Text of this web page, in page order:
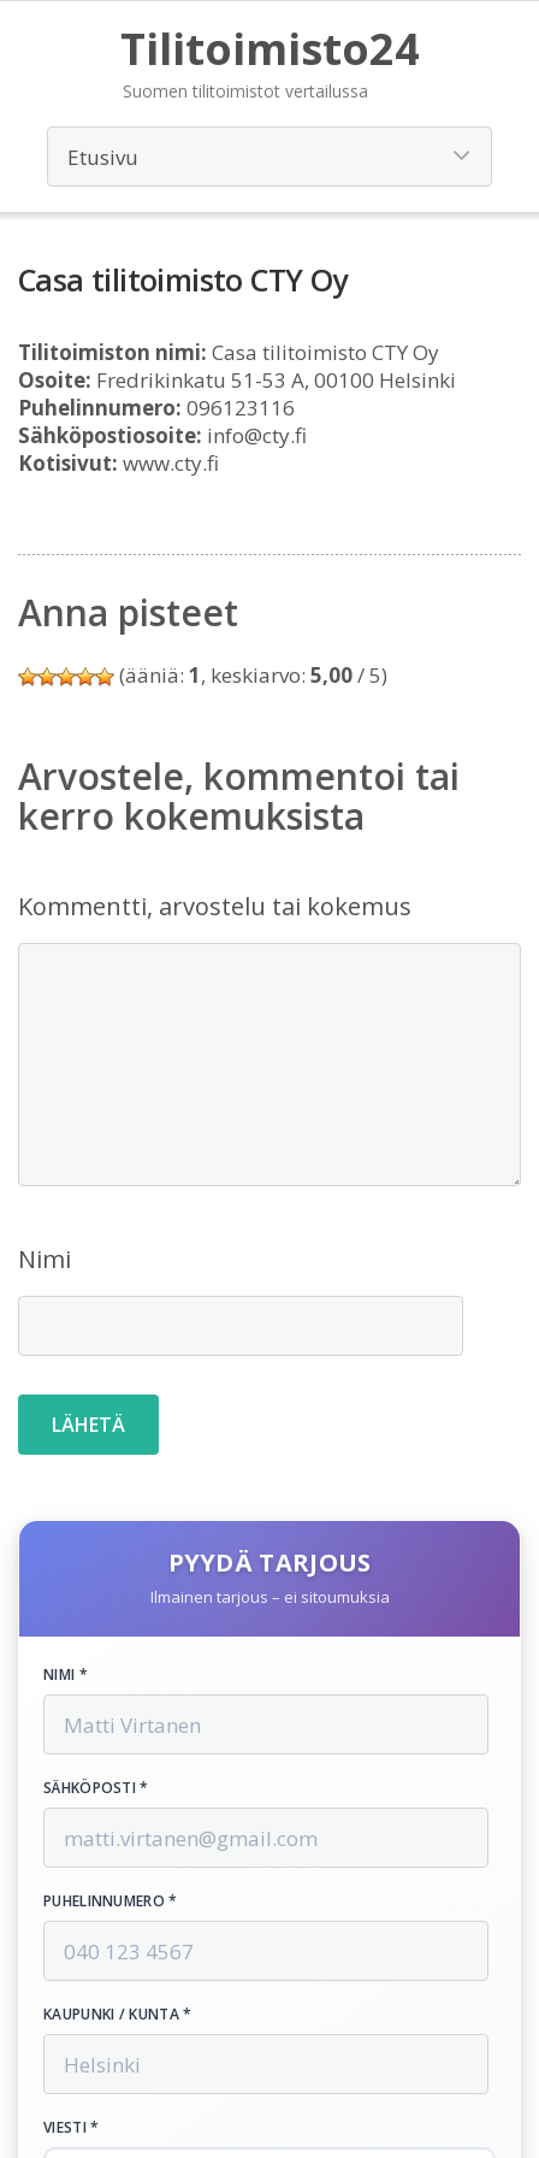
Tilitoimisto24
Suomen tilitoimistot vertailussa
Casa tilitoimisto CTY Oy
Tilitoimiston nimi: Casa tilitoimisto CTY Oy
Osoite: Fredrikinkatu 51-53 A, 00100 Helsinki
Puhelinnumero: 096123116
Sähköpostiosoite: info@cty.fi
Kotisivut: www.cty.fi
Anna pisteet
(ääniä: 1, keskiarvo: 5,00/ 5)
Arvostele, kommentoi tai
kerro kokemuksista
Kommentti, arvostelu tai kokemus
Nimi
PYYDÄ TARJOUS
Ilmainen tarjous – ei sitoumuksia
NIMI *
SÄHKÖPOSTI *
PUHELINNUMERO *
KAUPUNKI / KUNTA *
VIESTI *